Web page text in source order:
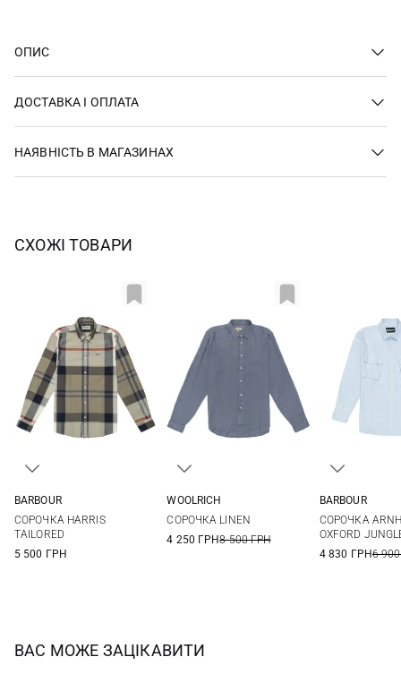
ОПИС
ДОСТАВКА І ОПЛАТА
НАЯВНІСТЬ В МАГАЗИНАХ
СХОЖІ ТОВАРИ
XXL
3XL
BARBOUR
СОРОЧКА HARRIS
TAILORED
5 500 ГРН
WOOLRICH
СОРОЧКА LINEN
4 250 ГРН8 500 ГРН
44
BARBOUR
СОРОЧКА
OXFORD
4 830 ГРН6
ВАС МОЖЕ ЗАЦІКАВИТИ